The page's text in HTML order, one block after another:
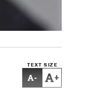
TEXT SIZE
- +